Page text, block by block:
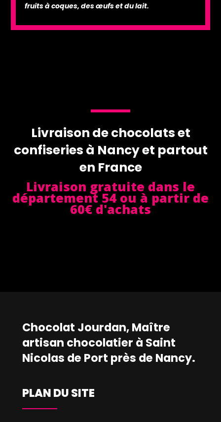
fruits à coques, des œufs et du lait.
Livraison de chocolats et
confiseries à Nancy et partout
en France
Livraison gratuite dans le
département 54 ou à partir de
60€ d'achats
Chocolat Jourdan, Maître
artisan chocolatier à Saint
Nicolas de Port près de Nancy.
PLAN DU SITE